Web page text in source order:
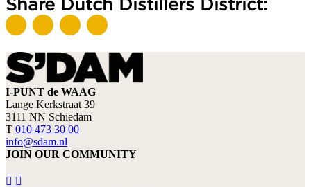
Share Dutch Distillers District:
I-PUNT de WAAG
Lange Kerkstraat 39
3111 NN Schiedam
T 010 473 30 00
info@sdam.nl
JOIN OUR COMMUNITY